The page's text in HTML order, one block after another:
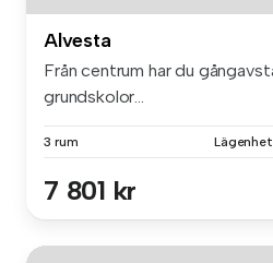
Alvesta
Från centrum har du
grundskolor...
3 rum Lägenhet
7 801 kr